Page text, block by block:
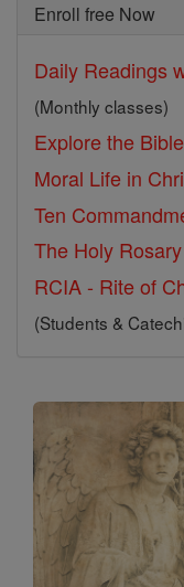
Enroll free Now
Daily Readings
(Monthly classes)
Explore the Bible
Moral Life in
Ten
The Holy Rosary
RCIA - Rite of
(Students &